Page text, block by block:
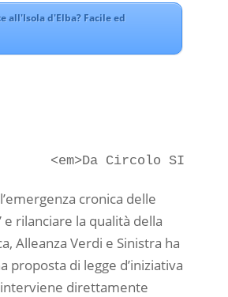
all'Isola d'Elba? Facile ed
cronica delle
e rilanciare la qualità della
Alleanza Verdi e Sinistra ha
proposta di legge d’iniziativa
direttamente